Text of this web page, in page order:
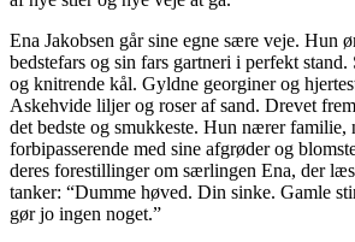
Ena Jakobsen går sine egne sære veje. Hun
bedstefars og sin fars gartneri i perfekt
og knitrende kål. Gyldne georginer og
Askehvide liljer og roser af sand. Drevet
det bedste og smukkeste. Hun nærer familie,
forbipasserende med sine afgrøder og
deres forestillinger om særlingen Ena, der
tanker: “Dumme høved. Din sinke. Gamle
gør jo ingen noget.”